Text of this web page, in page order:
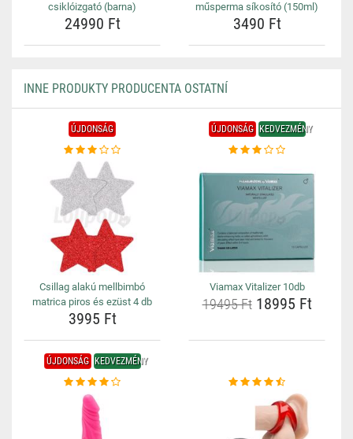
csiklóizgató (barna)
24990 Ft
műsperma síkosító (150ml)
3490 Ft
INNE PRODUKTY PRODUCENTA OSTATNÍ
ÚJDONSÁG
Csillag alakú mellbimbó
matrica piros és ezüst 4 db
3995 Ft
ÚJDONSÁG KEDVEZMÉNY
Viamax Vitalizer 10db
19495 Ft18995 Ft
ÚJDONSÁG KEDVEZMÉNY